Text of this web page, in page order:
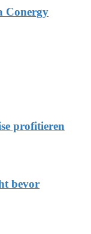
Conergy
profitieren
bevor